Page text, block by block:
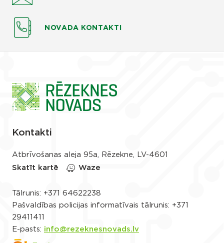
NOVADA KONTAKTI
Kontakti
Atbrīvošanas aleja 95a, Rēzekne, LV-4601
Skatīt kartē
Waze
Tālrunis: +371 64622238
Pašvaldības policijas informatīvais tālrunis: +371
29411411
E-pasts: info@rezeknesnovads.lv